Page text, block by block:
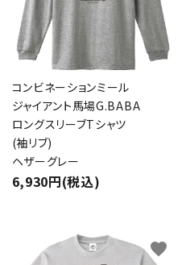
コンビネーションミール
ジャイアント馬場G.BABA
ロングスリーブTシャツ
(袖リブ)
ヘザーグレー
6,930円(税込)
favorite
する